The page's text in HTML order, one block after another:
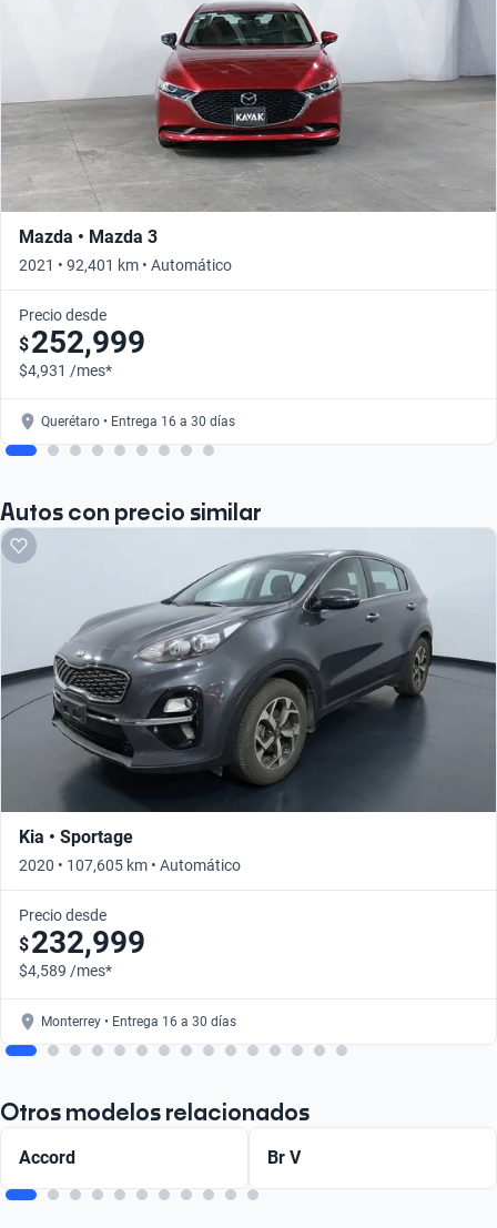
Mazda • Mazda 3
2021 • 92,401 km • Automático
Precio desde
$252,999
$4,931 /mes*
Querétaro • Entrega 16 a 30 días
Autos con precio similar
Kia • Sportage
2020 • 107,605 km • Automático
Precio desde
$232,999
$4,589 /mes*
Monterrey • Entrega 16 a 30 días
Otros modelos relacionados
Accord Br V